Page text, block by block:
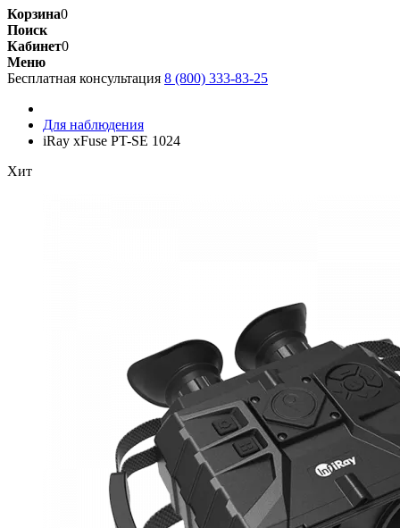
Корзина0
Поиск
Кабинет0
Меню
Бесплатная консультация 8 (800) 333-83-25
Для наблюдения
iRay xFuse PT-SE 1024
Хит